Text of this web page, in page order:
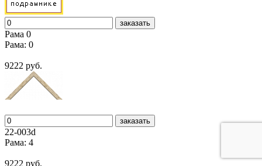
заказать
Рама 0
Рама: 0
9222 руб.
заказать
22-003d
Рама: 4
9222 руб.